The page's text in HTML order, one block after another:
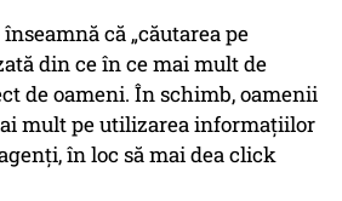
că „căutarea pe
din ce în ce mai mult de
de oameni. În schimb, oamenii
mult pe utilizarea informațiilor
în loc să mai dea click